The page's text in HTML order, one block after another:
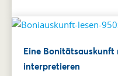
Eine Bonitätsauskunft
interpretieren